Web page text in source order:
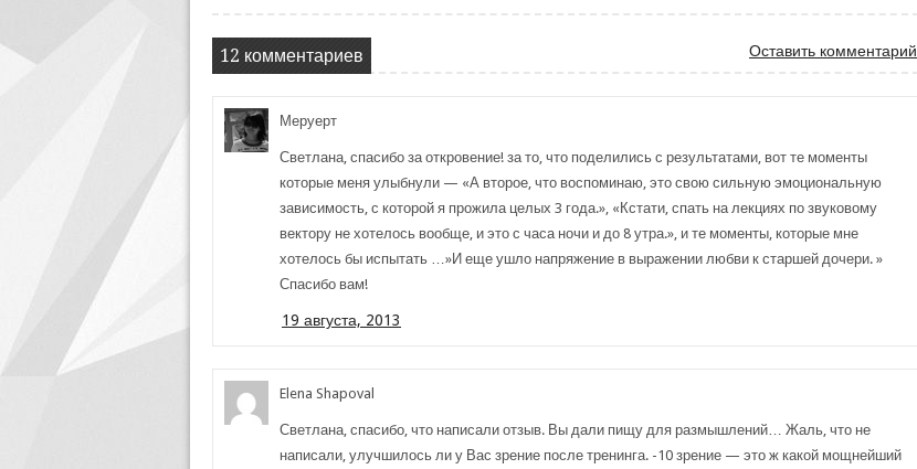
12 комментариев Оставить комментарий
Меруерт
Светлана, спасибо за откровение! за то, что поделились с результатами, вот те моменты
которые меня улыбнули — «А второе, что воспоминаю, это свою сильную эмоциональную
зависимость, с которой я прожила целых 3 года.», «Кстати, спать на лекциях по звуковому
вектору не хотелось вообще, и это с часа ночи и до 8 утра.», и те моменты, которые мне
хотелось бы испытать …»И еще ушло напряжение в выражении любви к старшей дочери. »
Спасибо вам!
19 августа, 2013
Elena Shapoval
Светлана, спасибо, что написали отзыв. Вы дали пищу для размышлений… Жаль, что не
написали, улучшилось ли у Вас зрение после тренинга. -10 зрение — это ж какой мощнейший